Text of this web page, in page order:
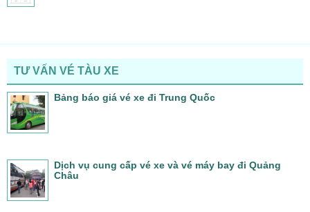
TƯ VẤN VÉ TÀU XE
Bảng báo giá vé xe đi Trung Quốc
Dịch vụ cung cấp vé xe và vé máy bay đi Quảng
Châu